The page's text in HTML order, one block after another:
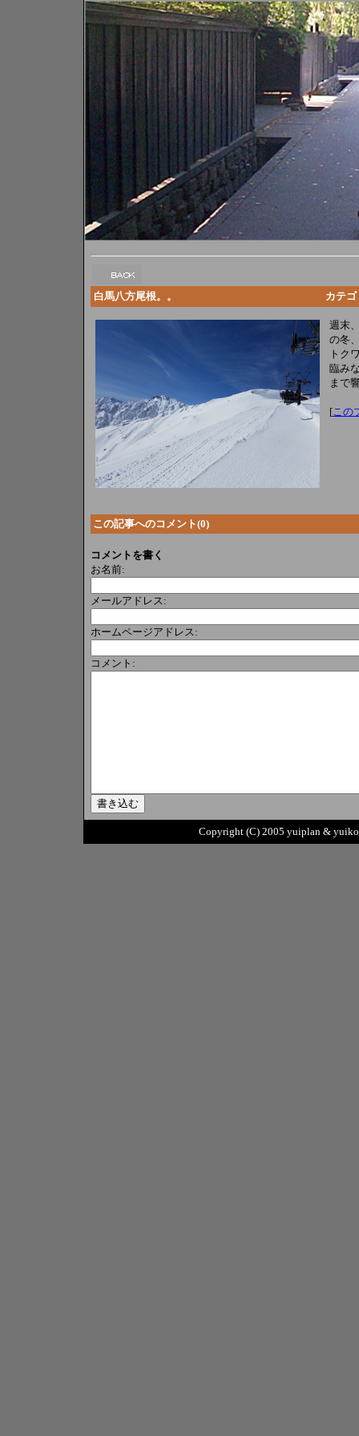
白馬八方尾根。。 カテ
週末
の冬
トク
臨み
まで
[この
この記事へのコメント(0)
コメントを書く
お名前:
メールアドレス:
ホームページアドレス:
コメント:
Copyright (C) 2005 yuiplan &